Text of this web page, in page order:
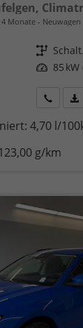
4 Monate Neuwagen
Getriebe
Leistung 85 kW
4,70 l/
123,00 g/km